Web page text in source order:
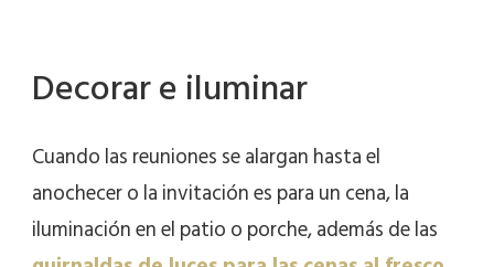
Decorar e iluminar
Cuando las reuniones se alargan hasta el
anochecer o la invitación es para un cena, la
iluminación en el patio o porche, además de las